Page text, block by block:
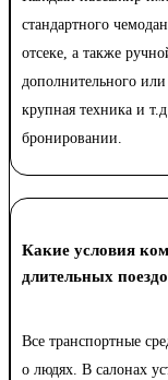
стандартного
отсеке, а также
дополнительного или
крупная техника и
бронировании.
Какие условия
длительных
Все транспортные
о людях. В салонах